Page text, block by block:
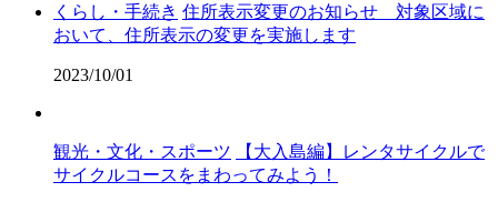
くらし・手続き 住所表示変更のお知らせ 対象区域に
おいて、住所表示の変更を実施します
2023/10/01
観光・文化・スポーツ
【大入島編】レンタサイクルで
サイクルコースをまわってみよう！